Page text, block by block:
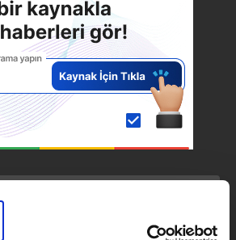
kattan düşen yaşlı kadın hayatını